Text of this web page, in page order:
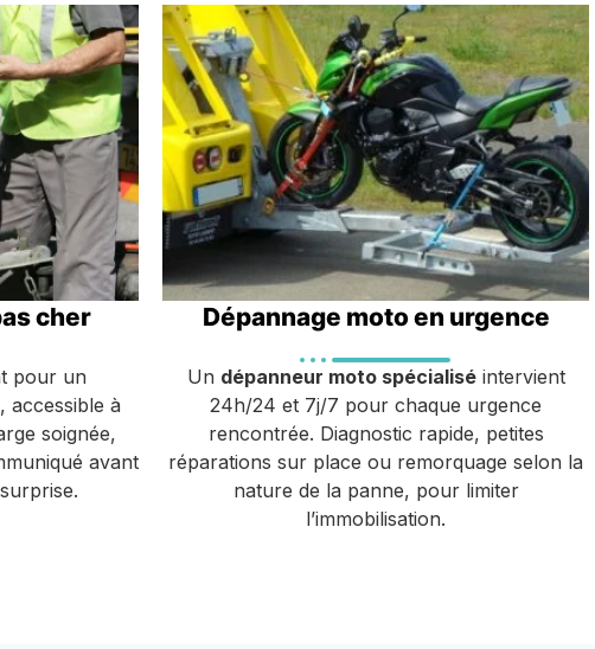
cher
pour un
, accessible à
soignée,
avant
Dépannage moto en urgence
Un dépanneur moto spécialiséintervient
24h/24 et 7j/7 pour chaque urgence
rencontrée. Diagnostic rapide, petites
réparations sur place ou remorquage selon la
nature de la panne, pour limiter
l’immobilisation.